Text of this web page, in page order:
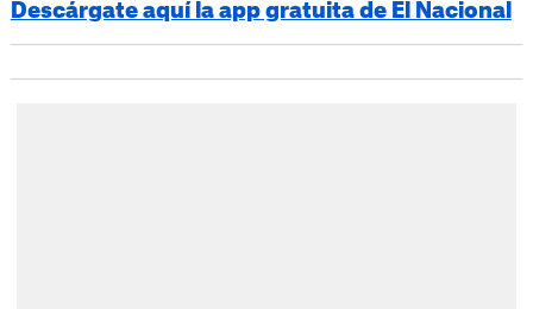
Descárgate aquí la app gratuita de El Nacional